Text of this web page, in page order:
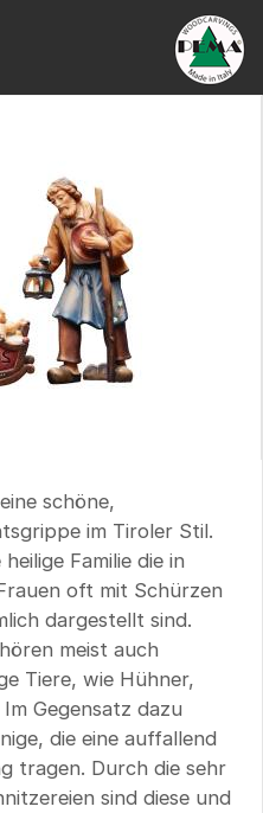
schöne,
im Tiroler Stil.
Familie die in
oft mit Schürzen
dargestellt sind.
meist auch
Tiere, wie Hühner,
Gegensatz dazu
die eine auffallend
tragen. Durch die sehr
sind diese und